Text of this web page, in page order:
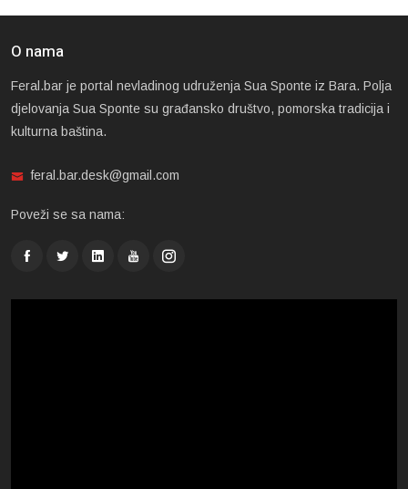
O nama
Feral.bar je portal nevladinog udruženja Sua Sponte iz Bara. Polja
djelovanja Sua Sponte su građansko društvo, pomorska tradicija i
kulturna baština.
feral.bar.desk@gmail.com
Poveži se sa nama: